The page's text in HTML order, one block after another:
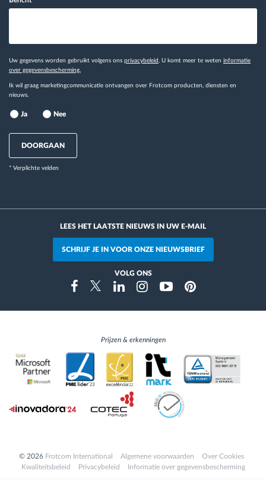
Uw gegevens worden gebruikt volgens ons privacybeleid . U komt meer te weten informatie
over gegevensbescherming.
Ik wil graag marketingcommunicatie ontvangen over Frotcom producten, diensten en
nieuws.
Ja Nee
DOORGAAN
* Verplichte velden
LEES HET LAATSTE NIEUWS IN UW E-MAIL
SCHRIJF JE IN VOOR ONZE NIEUWSBRIEF
VOLG ONS
FacebookTwitterLinkedinInstragramYoutubePinterest
Prijzen & erkenningen
© 2026 Frotcom International Algemene voorwaarden
Over Cookies
Kwaliteitsbeleid
Privacybeleid Informatie over gegevensbescherming